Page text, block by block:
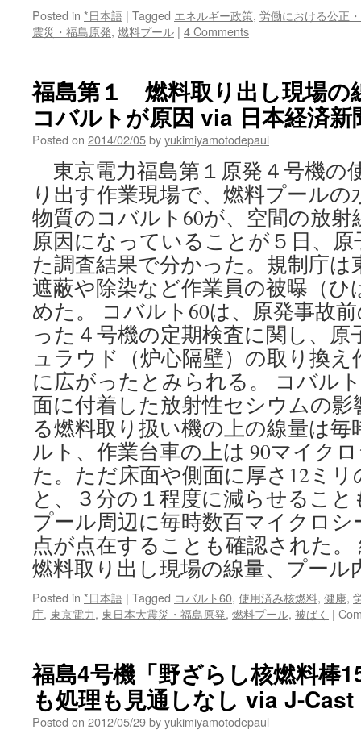
Posted in *日本語 | Tagged エネルギー政策, 労働における公正
震災・福島原発, 燃料プール | 4 Comments
福島第１ 燃料取り出し現場の
コバルトが原因 via 日本経済新
Posted on 2014/02/05byyukimiyamotodepaul
東京電力福島第１原発４号機の
り出す作業現場で、燃料プール
物質のコバルト60が、空間の放
原因になっていることが５日、
た調査結果で分かった。規制庁は
遮蔽や除染など作業員の被曝（ひ
めた。 コバルト60は、原発事故
った４号機の定期検査に関し、原
ュラウド（炉心隔壁）の取り換
に広がったとみられる。 コバル
面に付着した放射性セシウムの
る燃料取り扱い機の上の線量は
ルト、作業台車の上は 90マイク
た。ただ床面や側面に厚さ12ミ
と、３分の１程度に減らせるこ
プール周辺に毎時数百マイクロ
点が点在することも確認された
燃料取り出し現場の線量、プー
Posted in *日本語 | Tagged コバルト60, 使用済み核燃料, 健康,
庁, 東京電力, 東日本大震災・福島原発, 燃料プール, 被ばく |
福島4号機「野ざらし核燃料棒
も処理も見通しなし via J-
Posted on 2012/05/29byyukimiyamotodepaul